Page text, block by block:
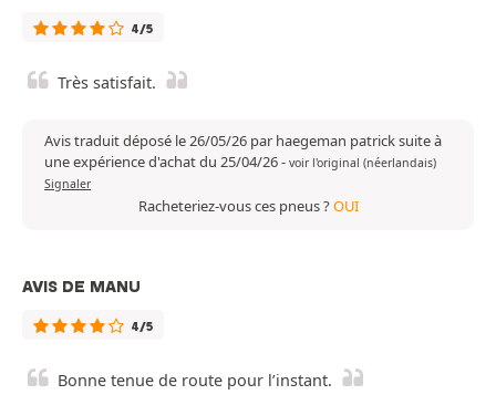
4/5
Très satisfait.
Avis traduit déposé le 26/05/26 par haegeman patrick suite à
une expérience d'achat du 25/04/26- voir l'original (néerlandais)
Signaler
Racheteriez-vous ces pneus ?OUI
AVIS DE MANU
4/5
Bonne tenue de route pour l’instant.